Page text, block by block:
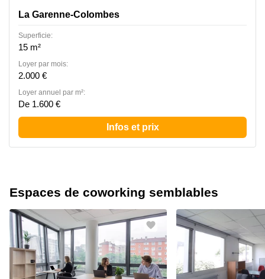
La Garenne-Colombes
Superficie:
15 m²
Loyer par mois:
2.000 €
Loyer annuel par m²:
De 1.600 €
Infos et prix
Espaces de coworking semblables